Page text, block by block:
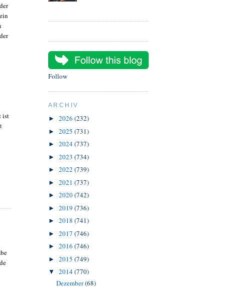
der
ist
Follow
ARCHIV
► 2026 (232)
► 2025 (731)
► 2024(737)
► 2023 (734)
► 2022 (739)
► 2021 (737)
► 2020(742)
► 2019 (736)
► 2018 (741)
► 2017 (746)
► 2016 (746)
► 2015 (749)
▼ 2014(770)
Dezember(68)